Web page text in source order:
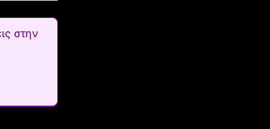
στην